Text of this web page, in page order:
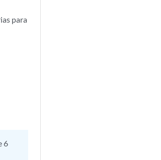
para
6